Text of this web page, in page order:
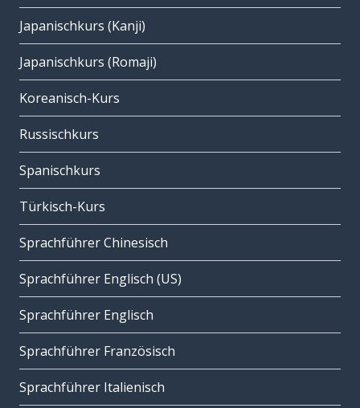
Japanischkurs (Kanji)
Japanischkurs (Romaji)
Koreanisch-Kurs
Russischkurs
Spanischkurs
Türkisch-Kurs
Sprachführer Chinesisch
Sprachführer Englisch (US)
Sprachführer Englisch
Sprachführer Französisch
Sprachführer Italienisch